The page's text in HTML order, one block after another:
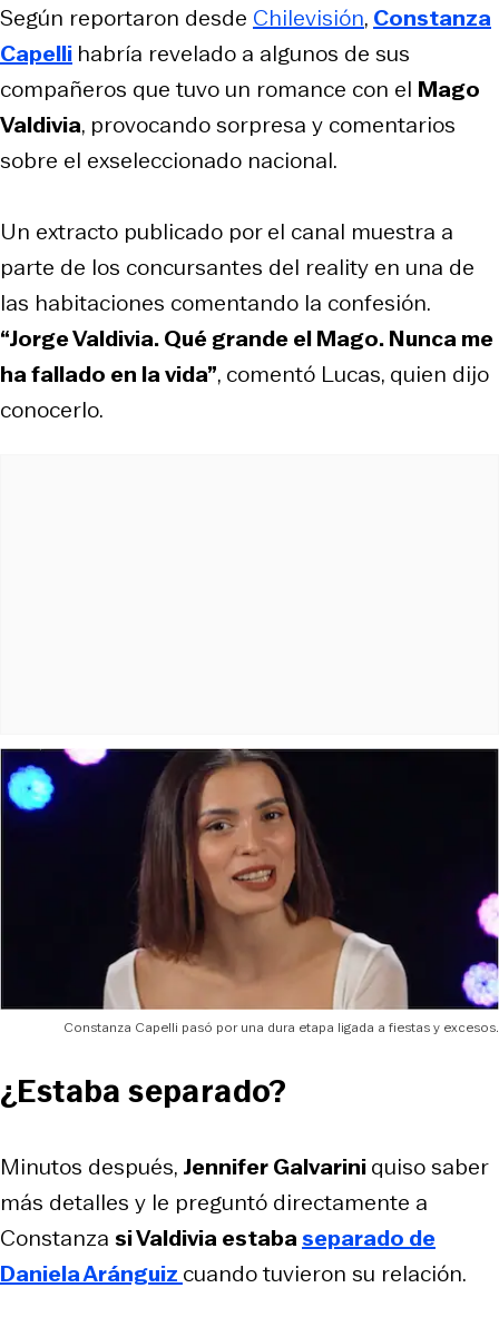
Según reportaron desde Chilevisión, Constanza
Capelli habría revelado a algunos de sus
compañeros que tuvo un romance con el Mago
Valdivia, provocando sorpresa y comentarios
sobre el exseleccionado nacional.
Un extracto publicado por el canal muestra a
parte de los concursantes del reality en una de
las habitaciones comentando la confesión.
“Jorge Valdivia. Qué grande el Mago. Nunca me
ha fallado en la vida”, comentó Lucas, quien dijo
conocerlo.
Constanza Capelli pasó por una dura etapa ligada a fiestas y excesos.
¿Estaba separado?
Minutos después, Jennifer Galvariniquiso saber
más detalles y le preguntó directamente a
Constanza si Valdivia estabaseparado de
Daniela Aránguiz cuando tuvieron su relación.